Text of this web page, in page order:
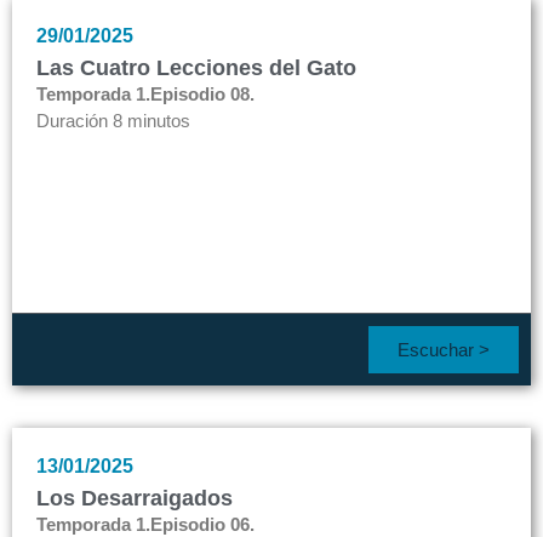
29/01/2025
Las Cuatro Lecciones del Gato
Temporada 1.Episodio 08.
Duración 8 minutos
Escuchar >
13/01/2025
Los Desarraigados
Temporada 1.Episodio 06.